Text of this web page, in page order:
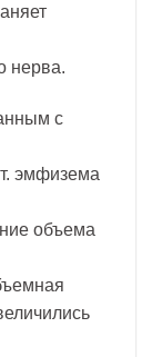
нерва.
с
эмфизема
объема